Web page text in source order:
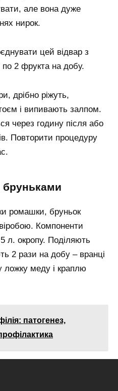
але вона дуже
нирок.
цей відвар з
2 фрукта на добу.
дрібно ріжуть,
і випивають залпом.
через годину після або
Повторити процедуру
бруньками
ромашки, бруньок
Компоненти
л. окропу. Поділяють
2 рази на добу – вранці
ложку меду і краплю
патогенез,